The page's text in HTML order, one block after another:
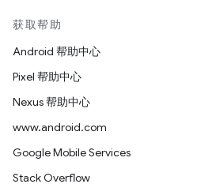
获取帮助
Android 帮助中心
Pixel 帮助中心
Nexus 帮助中心
www.android.com
Google Mobile Services
Stack Overflow